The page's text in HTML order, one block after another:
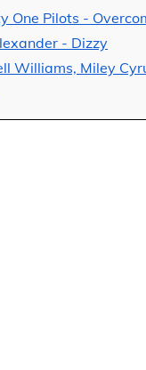
One Pilots -
- Dizzy
Williams, Miley